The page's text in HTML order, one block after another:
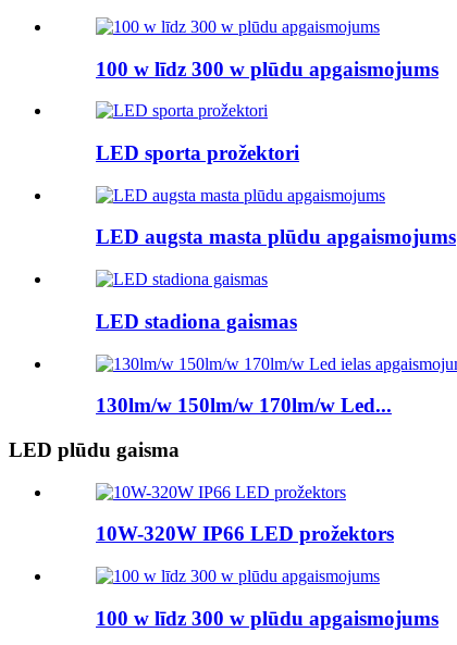
100 w līdz 300 w plūdu apgaismojums
LED sporta prožektori
LED augsta masta plūdu apgaismojums
LED stadiona gaismas
130lm/w 150lm/w 170lm/w Led...
LED plūdu gaisma
10W-320W IP66 LED prožektors
100 w līdz 300 w plūdu apgaismojums